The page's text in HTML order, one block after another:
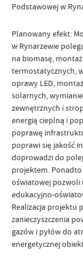
Podstawowej w
Planowany efekt:
w Rynarzewie
na biomasę,
termostatycznych,
oprawy LED,
solarnych,
zewnętrznych i
energią cieplną i
poprawę
poprawi się jakość
doprowadzi do
projektem.
oświatowej pozwoli
edukacyjno-
Realizacja projektu
zanieczyszczenia
gazów i pyłów do
energetycznej